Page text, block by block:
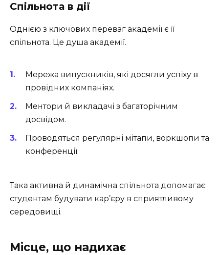
Спільнота в дії
Однією з ключових переваг академії є її
спільнота. Це душа академії.
Мережа випускників, які досягли успіху в
провідних компаніях.
Ментори й викладачі з багаторічним
досвідом.
Проводяться регулярні мітапи, воркшопи та
конференції.
Така активна й динамічна спільнота допомагає
студентам будувати кар’єру в сприятливому
середовищі.
Місце, що надихає